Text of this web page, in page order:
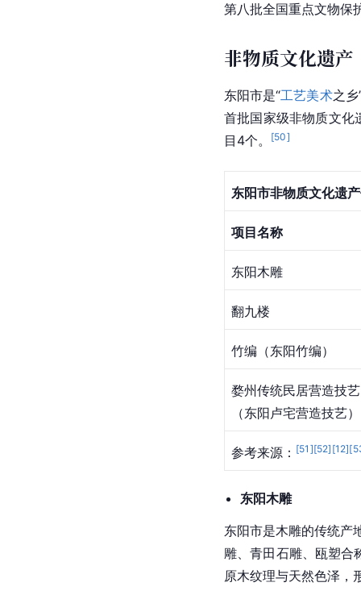
第八批全国重点文物保
非物质文化遗产
东阳市是“工艺美术之乡
首批国家级非物质文化
目4个。
[50]
东阳市非物质文化遗
项目名称
东阳木雕
翻九楼
竹编（东阳竹编）
婺州传统民居营造技艺
（东阳卢宅营造技艺）
参考来源： [51 ][52] [12][
东阳木雕
东阳市是木雕的传统产
雕、青田石雕、瓯塑合
原木纹理与天然色泽，